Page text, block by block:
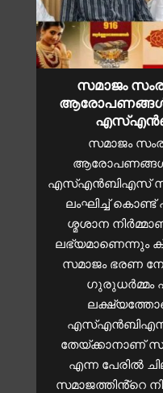
സമാജം
ആരോപണങ്ങൾ
സമാജം
ആരോപണങ്ങൾ
എസ്എൻബിഎസ്
ലംഘിച്ച് കൊണ്ട്
ശ്മശാന
ലഭ്യമാണെന്നും
സമാജം ഭരണ
ഗുരുധർമ്മം
എസ്എൻബിഎസ്
തേയ്ക്കാനാണ്
എന്ന പേരിൽ
സമാജത്തിൻ്റെ